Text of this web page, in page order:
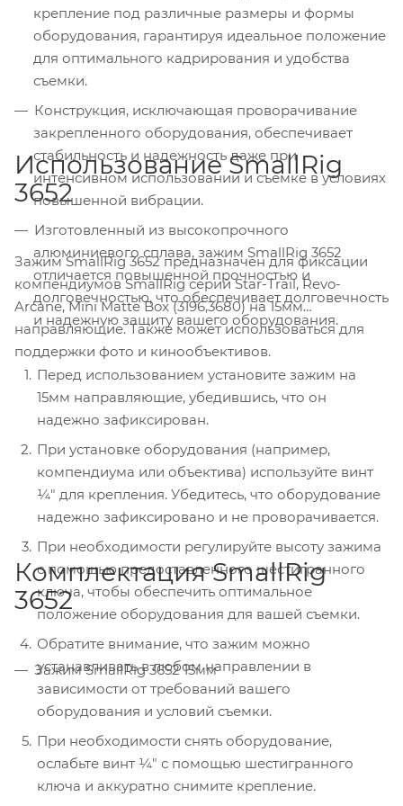
крепление под различные размеры и формы
оборудования, гарантируя идеальное положение
для оптимального кадрирования и удобства
съемки.
Конструкция, исключающая проворачивание
закрепленного оборудования, обеспечивает
стабильность и надежность даже при
интенсивном использовании и съемке в условиях
повышенной вибрации.
Изготовленный из высокопрочного
алюминиевого сплава, зажим SmallRig 3652
отличается повышенной прочностью и
долговечностью, что обеспечивает долговечность
и надежную защиту вашего оборудования.
Использование SmallRig
3652
Зажим SmallRig 3652 предназначен для фиксации
компендиумов SmallRig серий Star-Trail, Revo-
Arcane, Mini Matte Box (3196,3680) на 15мм
направляющие. Также может использоваться для
поддержки фото и кинообъективов.
Перед использованием установите зажим на
15мм направляющие, убедившись, что он
надежно зафиксирован.
При установке оборудования (например,
компендиума или объектива) используйте винт
¼" для крепления. Убедитесь, что оборудование
надежно зафиксировано и не проворачивается.
При необходимости регулируйте высоту зажима
с помощью предоставленного шестигранного
ключа, чтобы обеспечить оптимальное
положение оборудования для вашей съемки.
Обратите внимание, что зажим можно
устанавливать в любом направлении в
зависимости от требований вашего
оборудования и условий съемки.
При необходимости снять оборудование,
ослабьте винт ¼" с помощью шестигранного
ключа и аккуратно снимите крепление.
Комплектация SmallRig
3652
Зажим SmallRig 3652 15мм